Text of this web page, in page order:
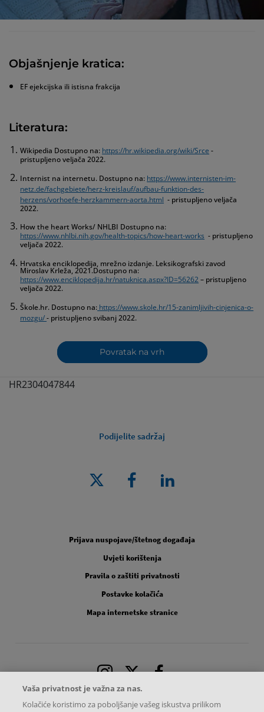
Objašnjenje kratica:
EF ejekcijska ili istisna frakcija
Literatura:
Wikipedia Dostupno na: https://hr.wikipedia.org/wiki/Srce -
pristupljeno veljača 2022.
Internist na internetu. Dostupno na: https://www.internisten-im-
netz.de/fachgebiete/herz-kreislauf/aufbau-funktion-des-
herzens/vorhoefe-herzkammern-aorta.html - pristupljeno veljača
2022.
How the heart Works/ NHLBI Dostupno na:
https://www.nhlbi.nih.gov/health-topics/how-heart-works - pristupljeno
veljača 2022.
Hrvatska enciklopedija, mrežno izdanje. Leksikografski zavod
Miroslav Krleža, 2021.Dostupno na:
https://www.enciklopedija.hr/natuknica.aspx?ID=56262 – pristupljeno
veljača 2022.
Škole.hr. Dostupno na: https://www.skole.hr/15-zanimljivih-cinjenica-o-
mozgu/- pristupljeno svibanj 2022.
Povratak na vrh
HR2304047844
Podijelite sadržaj
Prijava nuspojave/štetnog događaja
Uvjeti korištenja
Pravila o zaštiti privatnosti
Postavke kolačića
Mapa internetske stranice
Instagram
X Facebook
Vaša privatnost je važna za nas.
Kolačiće koristimo za poboljšanje vašeg iskustva prilikom